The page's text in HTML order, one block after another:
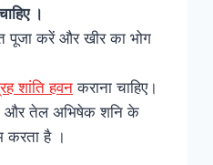
।
पूजा करें और खीर का भोग
शांति हवनकराना चाहिए।
और तेल अभिषेक शनि के
करता है ।